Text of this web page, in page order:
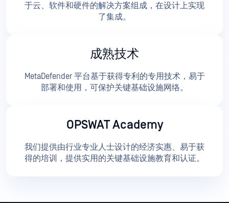
于云、软件和硬件的解决方案组成，在设计上实现
了集成。
成熟技术
MetaDefender 平台基于获得专利的专用技术，易于
部署和使用，可保护关键基础设施网络。
OPSWAT Academy
我们提供由行业专业人士设计的经济实惠、易于获
得的培训，提供实用的关键基础设施教育和认证。